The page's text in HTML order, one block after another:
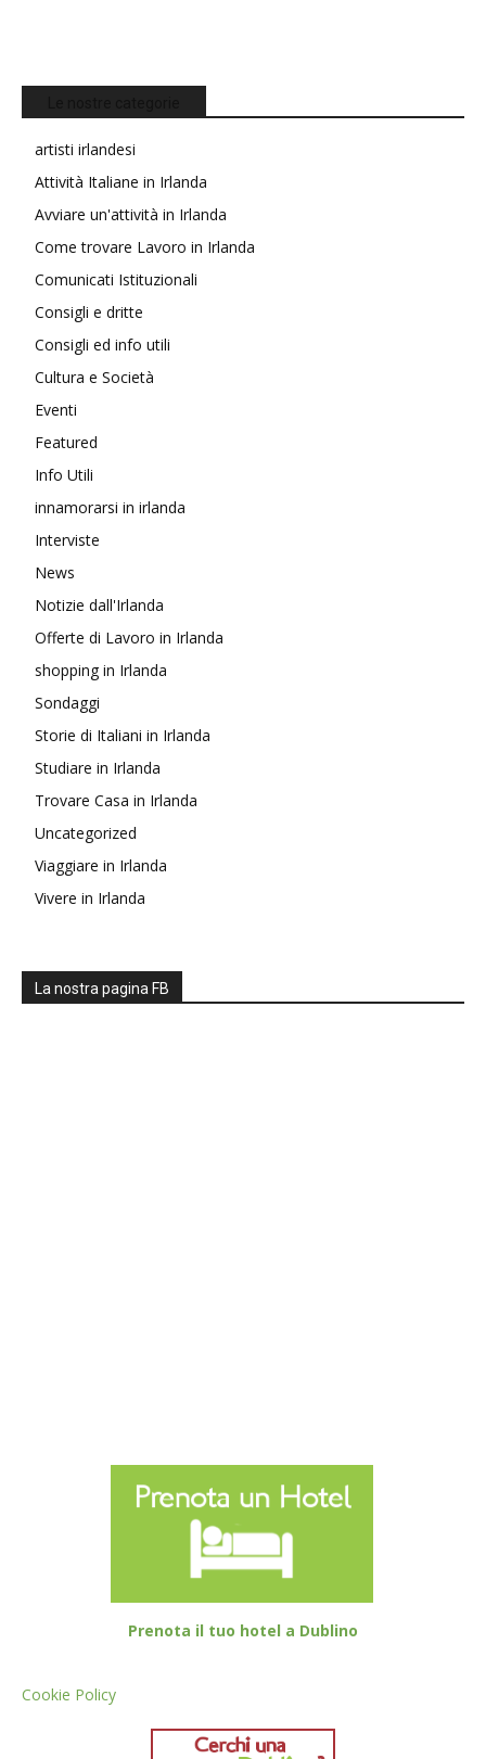
artisti irlandesi
Attività Italiane in Irlanda
Avviare un'attività in Irlanda
Come trovare Lavoro in Irlanda
Comunicati Istituzionali
Consigli e dritte
Consigli ed info utili
Cultura e Società
Eventi
Featured
Info Utili
innamorarsi in irlanda
Interviste
News
Notizie dall'Irlanda
Offerte di Lavoro in Irlanda
shopping in Irlanda
Sondaggi
Storie di Italiani in Irlanda
Studiare in Irlanda
Trovare Casa in Irlanda
Uncategorized
Viaggiare in Irlanda
Vivere in Irlanda
La nostra pagina FB
Prenota il tuo hotel a Dublino
Cookie Policy